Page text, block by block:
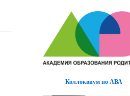
Коллоквиум по АВА